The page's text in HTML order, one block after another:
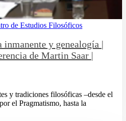
de Estudios Filosóficos
inmanente y genealogía |
de Martin Saar |
y tradiciones filosóficas –desde el
el Pragmatismo, hasta la